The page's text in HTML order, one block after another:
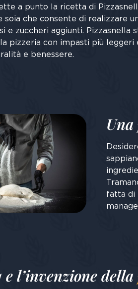
a punto la ricetta di
soia che consente di realizzare
e zuccheri aggiunti. Pizzasnella
pizzeria con impasti più leggeri
e benessere.
Una
fatta di
e l’invenzione della